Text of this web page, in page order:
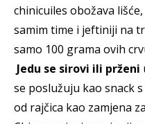
chinicuiles obožava
samim time i jeftiniji na
samo 100 grama ovih
Jedu se sirovi ili prženi
se poslužuju kao snack
od rajčica kao zamjena